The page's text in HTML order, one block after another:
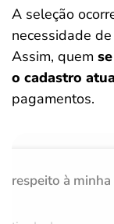
A seleção
necessidade
Assim, quem
o cadastro
pagamentos.
respeito à minha